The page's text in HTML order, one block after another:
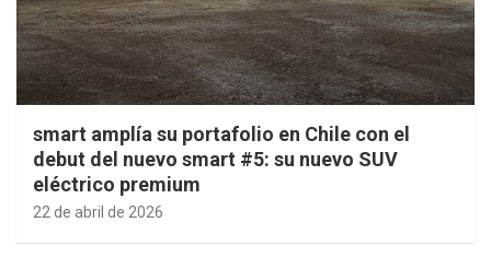
smart amplía su portafolio en Chile con el
debut del nuevo smart #5: su nuevo SUV
eléctrico premium
22 de abril de 2026